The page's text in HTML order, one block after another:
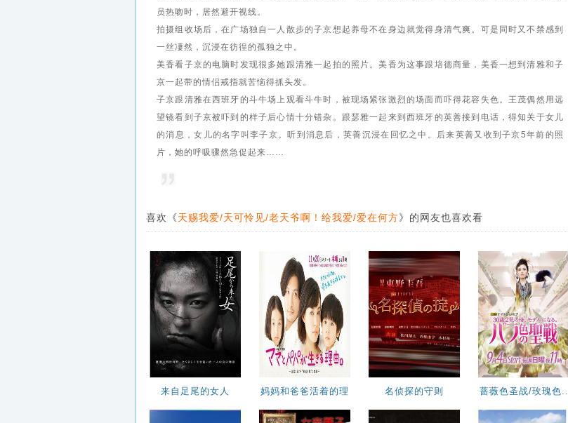
第51集 第52集
第56集 第57集 第58集 第59集 第60集
第61集 第62集 第63集 第64集 第65集
第66集 第67集
第71集 第72集 第73集 第74集 第75集
员热吻时，居然避开视线。
拍摄组收场后，在广场独自一人散步的子京想起养母不在身边就觉得身清气爽。可是同时又不禁感到
一丝凄然，沉浸在彷徨的孤独之中。
美香看子京的电脑时发现很多她跟清雅一起拍的照片。美香为这事跟培德商量，美香一想到清雅和子
京一起带的情侣戒指就苦恼得抓头发。
子京跟清雅在西班牙的斗牛场上观看斗牛时，被现场紧张激烈的场面而吓得花容失色。王茂偶然用远
望镜看到子京被吓到的样子后心情十分错杂。跟瑟雅一起来到西班牙的英善接到电话，得知关于女儿
的消息，女儿的名字叫李子京。听到消息后，英善沉浸在回忆之中。后来英善又收到子京5年前的照
片，她的呼吸骤然急促起来……
喜欢《天赐我爱/天可怜见/老天爷啊！给我爱/爱在何方》的网友也喜欢看
来自足尾的女人
妈妈和爸爸活着的理
名侦探的守则 蔷薇色圣战/玫瑰色..